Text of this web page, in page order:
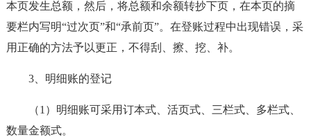
本页发生总额，然后，将总额和余额转抄下页，在本页的摘
要栏内写明“过次页”和“承前页”。在登账过程中出现错误，采
用正确的方法予以更正，不得刮、擦、挖、补。
3、明细账的登记
（1）明细账可采用订本式、活页式、三栏式、多栏式、
数量金额式。